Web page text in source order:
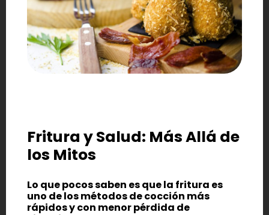
Fritura y Salud: Más Allá de
los Mitos
Lo que pocos saben es que la fritura es
uno de los métodos de cocción más
rápidos y con menor pérdida de